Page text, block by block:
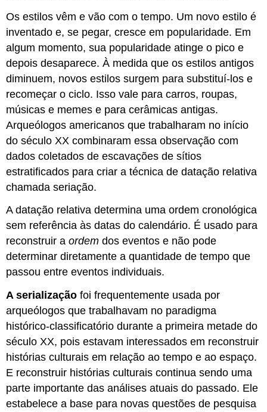
Os estilos vêm e vão com o tempo. Um novo estilo é
inventado e, se pegar, cresce em popularidade. Em
algum momento, sua popularidade atinge o pico e
depois desaparece. À medida que os estilos antigos
diminuem, novos estilos surgem para substituí-los e
recomeçar o ciclo. Isso vale para carros, roupas,
músicas e memes e para cerâmicas antigas.
Arqueólogos americanos que trabalharam no início
do século XX combinaram essa observação com
dados coletados de escavações de sítios
estratificados para criar a técnica de datação relativa
chamada seriação.
A datação relativa determina uma ordem cronológica
sem referência às datas do calendário. É usado para
reconstruir aordem dos eventos e não pode
determinar diretamente a quantidade de tempo que
passou entre eventos individuais.
A serialização foi frequentemente usada por
arqueólogos que trabalhavam no paradigma
histórico-classificatório durante a primeira metade do
século XX, pois estavam interessados em reconstruir
histórias culturais em relação ao tempo e ao espaço.
E reconstruir histórias culturais continua sendo uma
parte importante das análises atuais do passado. Ele
estabelece a base para novas questões de pesquisa